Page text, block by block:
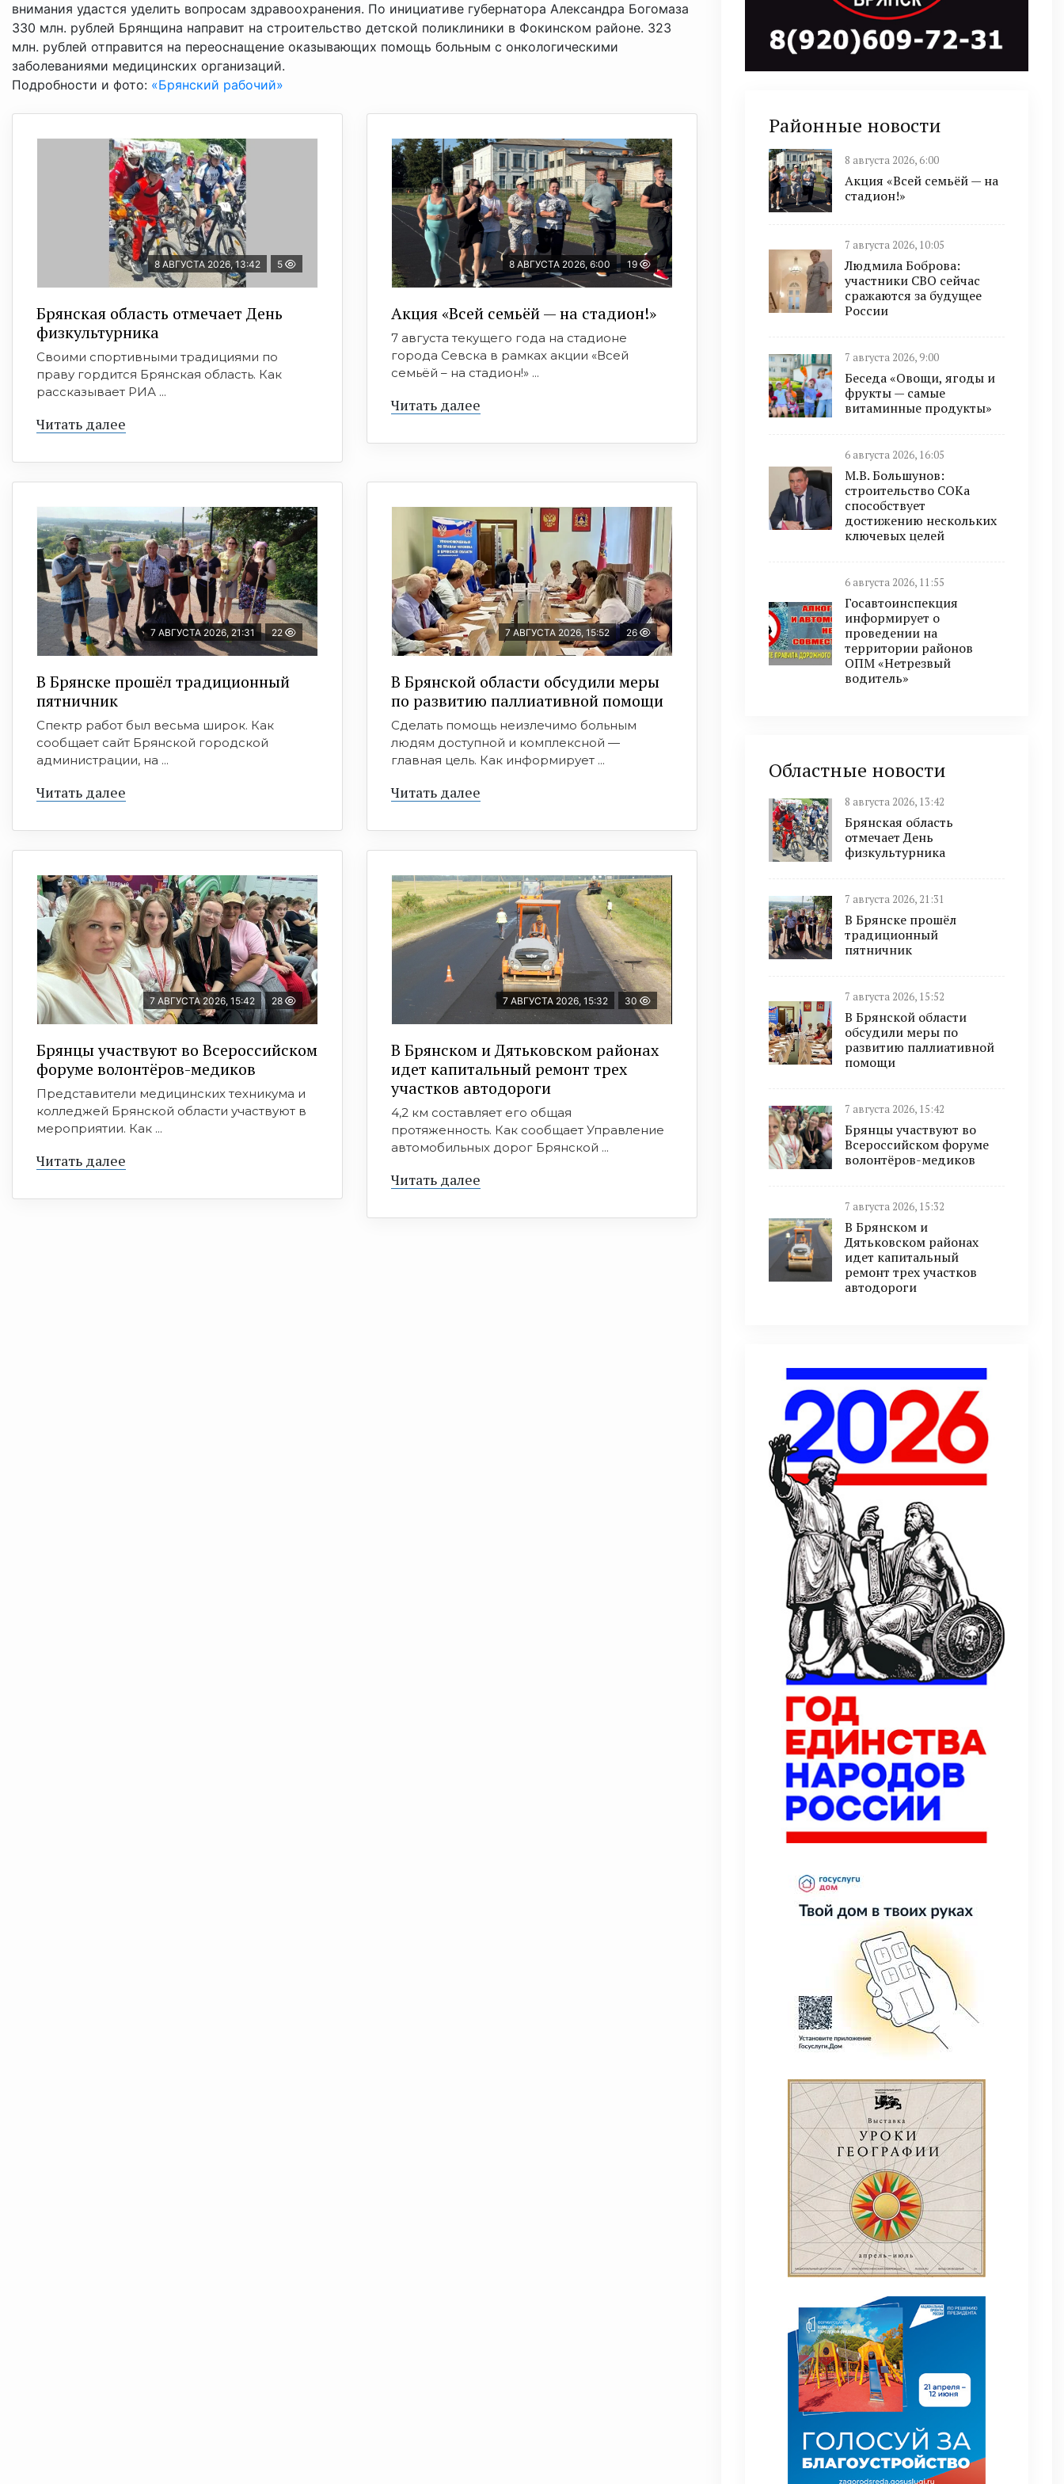
внимания удастся уделить вопросам здравоохранения. По инициативе губернатора Александра Богомаза
330 млн. рублей Брянщина направит на строительство детской поликлиники в Фокинском районе. 323
млн. рублей отправится на переоснащение оказывающих помощь больным с онкологическими
заболеваниями медицинских организаций.
Подробности и фото: «Брянский рабочий»
8 АВГУСТА 2026, 13:42 5
Брянская область отмечает День
физкультурника
Своими спортивными традициями по
праву гордится Брянская область. Как
рассказывает РИА ...
Читать далее
8 АВГУСТА 2026, 6:00 19
Акция «Всей семьёй — на стадион!»
7 августа текущего года на стадионе
города Севска в рамках акции «Всей
семьёй – на стадион!» ...
Читать далее
7 АВГУСТА 2026, 21:31 22
В Брянске прошёл традиционный
пятничник
Спектр работ был весьма широк. Как
сообщает сайт Брянской городской
администрации, на ...
Читать далее
7 АВГУСТА 2026, 15:52 26
В Брянской области обсудили меры
по развитию паллиативной помощи
Сделать помощь неизлечимо больным
людям доступной и комплексной —
главная цель. Как информирует ...
Читать далее
7 АВГУСТА 2026, 15:42 28
Брянцы участвуют во Всероссийском
форуме волонтёров-медиков
Представители медицинских техникума и
колледжей Брянской области участвуют в
мероприятии. Как ...
Читать далее
7 АВГУСТА 2026, 15:32 30
В Брянском и Дятьковском районах
идет капитальный ремонт трех
участков автодороги
4,2 км составляет его общая
протяженность. Как сообщает Управление
автомобильных дорог Брянской ...
Читать далее
Районные новости
8 августа 2026, 6:00
Акция «Всей семьёй — на
стадион!»
7 августа 2026, 10:05
Людмила Боброва:
участники СВО сейчас
сражаются за будущее
России
7 августа 2026, 9:00
Беседа «Овощи, ягоды и
фрукты — самые
витаминные продукты»
6 августа 2026, 16:05
М.В. Большунов:
строительство СОКа
способствует
достижению нескольких
ключевых целей
6 августа 2026, 11:55
Госавтоинспекция
информирует о
проведении на
территории районов
ОПМ «Нетрезвый
водитель»
Областные новости
8 августа 2026, 13:42
Брянская область
отмечает День
физкультурника
7 августа 2026, 21:31
В Брянске прошёл
традиционный
пятничник
7 августа 2026, 15:52
В Брянской области
обсудили меры по
развитию паллиативной
помощи
7 августа 2026, 15:42
Брянцы участвуют во
Всероссийском форуме
волонтёров-медиков
7 августа 2026, 15:32
В Брянском и
Дятьковском районах
идет капитальный
ремонт трех участков
автодороги